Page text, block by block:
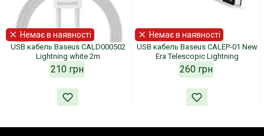
Немає в наявності
USB кабель Baseus CALD000502
Lightning white 2m
210 грн
Немає в наявності
USB кабель Baseus CALEP-01 New
Era Telescopic Lightning
260 грн